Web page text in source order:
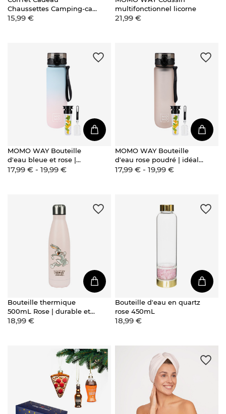
Chaussettes Camping-car
+ Mug Thermique
15,99 €
multifonctionnel licorne
21,99 €
MOMO WAY Bouteille
d'eau bleue et rose |
idéale pour les voyages |
17,99 € - 19,99 €
MOMO WAY Bouteille
d'eau rose poudré | idéale
pour les voyages | BPA
17,99 € - 19,99 €
Bouteille thermique
500mL Rose | durable et
pratique | Warner Bros |
18,99 €
Bouteille d'eau en quartz
rose 450mL
18,99 €